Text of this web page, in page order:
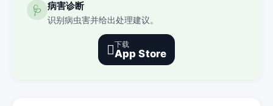
🩺 病害诊断
识别病虫害并给出处理建议。
下载
App Store